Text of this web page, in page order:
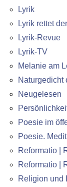
Lyrik
Lyrik rettet
Lyrik-Revue
Lyrik-TV
Melanie am
Naturgedicht
Neugelesen
Poesie im
Poesie.
Reformatio |
Reformatio |
Religion und